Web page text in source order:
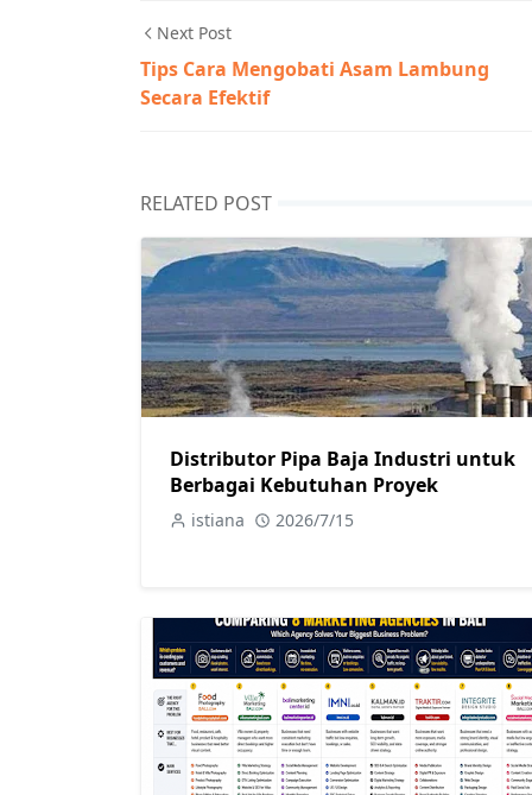
Next Post
Tips Cara Mengobati Asam Lambung
Secara Efektif
RELATED POST
Distributor Pipa Baja Industri untuk
Berbagai Kebutuhan Proyek
istiana 2026/7/15